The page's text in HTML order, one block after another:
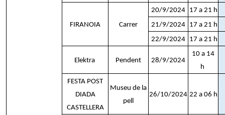
FIRANOIA Carrer
20/9/2024 17 a 21 h
21/9/2024 17 a 21 h
22/9/2024 17 a 21 h
Elektra Pendent 28/9/2024
10 a 14
h
FESTA POST
DIADA
CASTELLERA
Museu de la
pell
26/10/2024 22 a 06 h